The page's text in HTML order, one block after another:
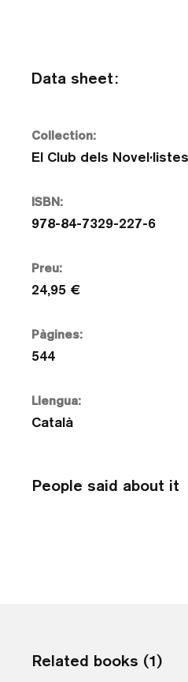
Data sheet:
Collection:
El Club dels Novel·listes
ISBN:
978-84-7329-227-6
Preu:
24,95 €
Pàgines:
544
Llengua:
Català
People said about it
Related books (1)